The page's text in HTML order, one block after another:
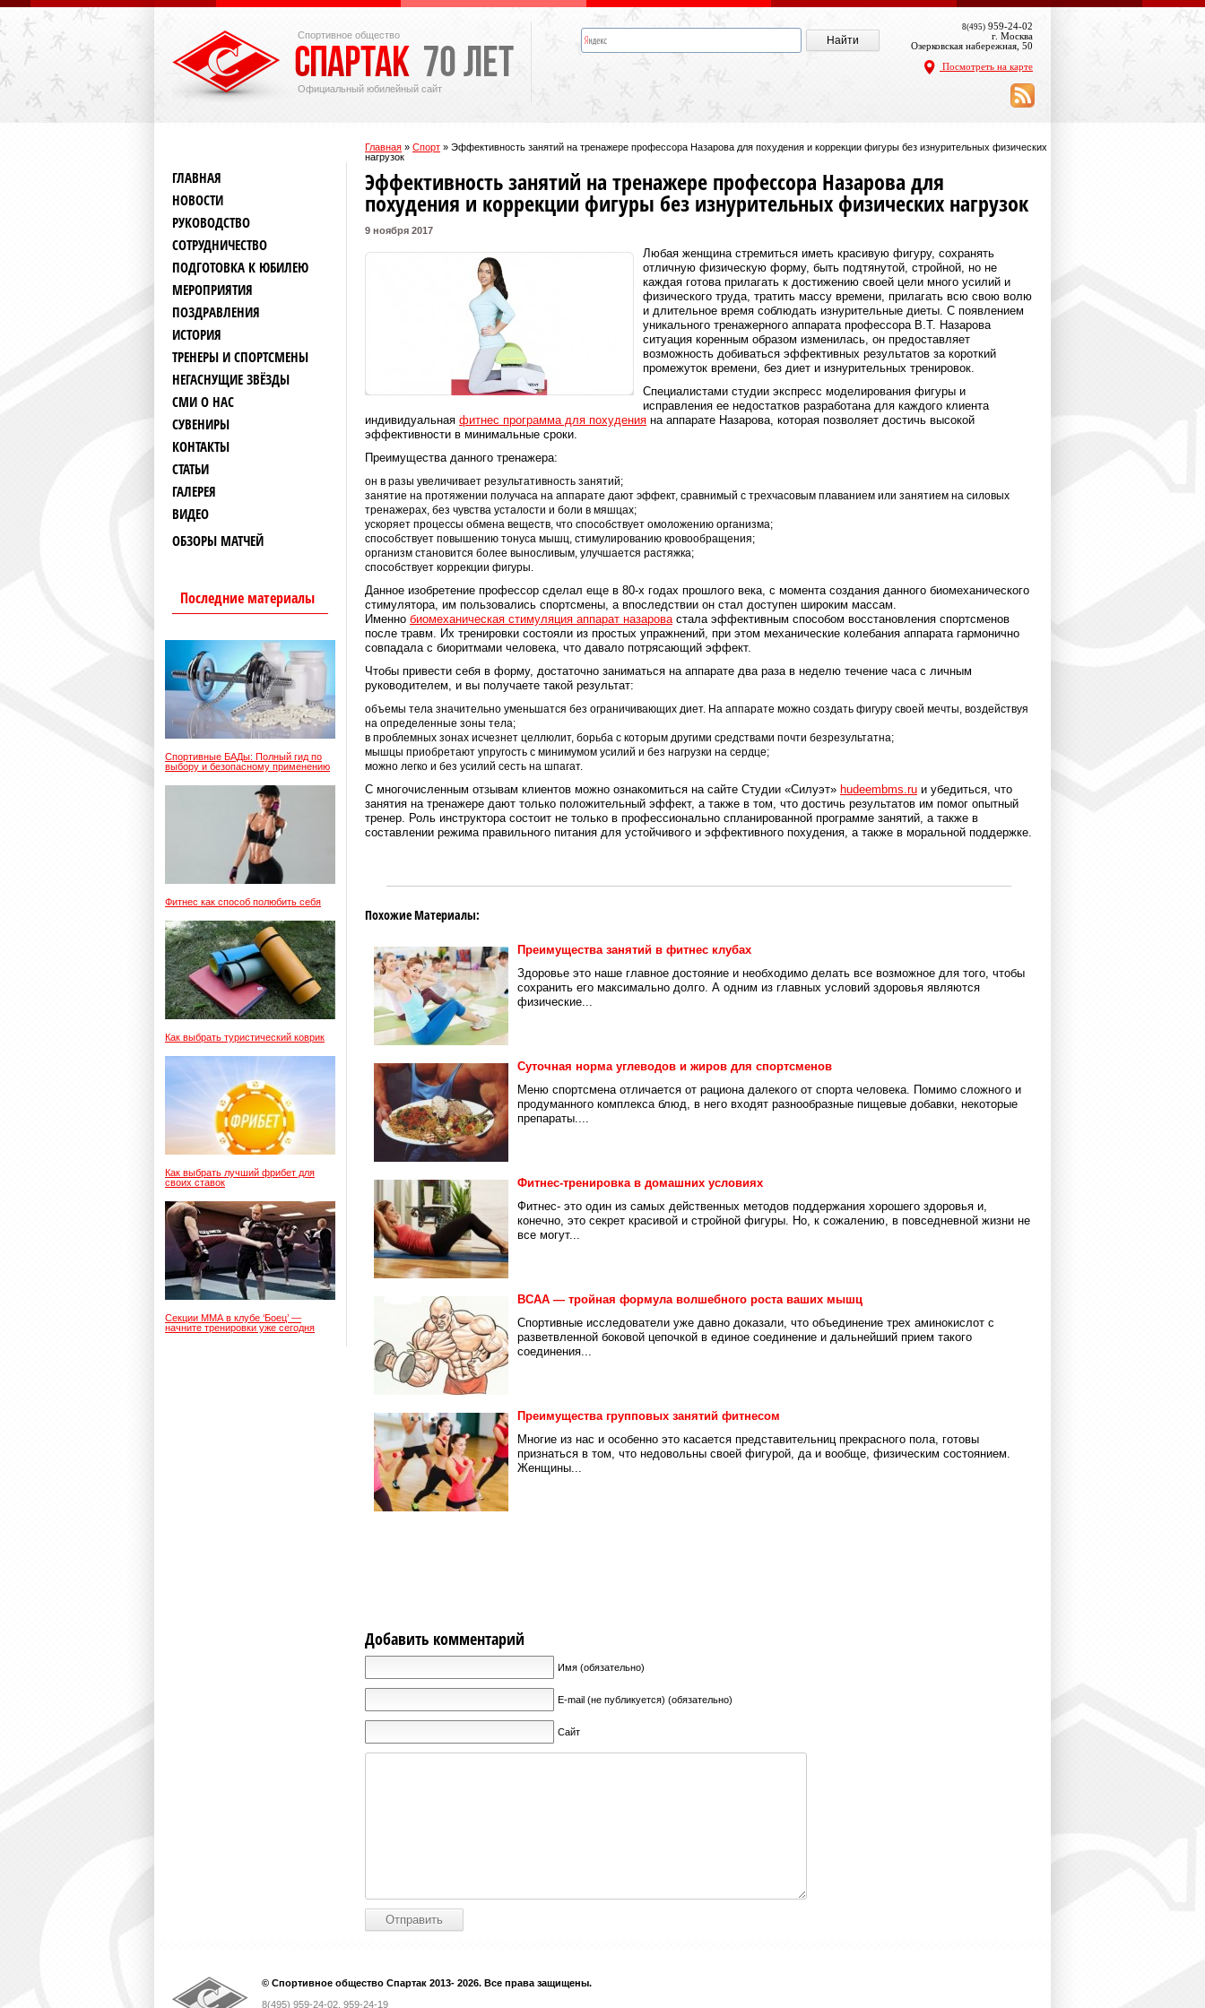
Спортивное общество
Официальный юбилейный сайт
8(495) 959-24-02
г. Москва
Озерковская набережная, 50
Посмотреть на карте
Главная » Спорт » Эффективность занятий на тренажере профессора Назарова для похудения и коррекции фигуры без изнурительных физических
нагрузок
ГЛАВНАЯ
НОВОСТИ
РУКОВОДСТВО
СОТРУДНИЧЕСТВО
ПОДГОТОВКА К ЮБИЛЕЮ
МЕРОПРИЯТИЯ
ПОЗДРАВЛЕНИЯ
ИСТОРИЯ
ТРЕНЕРЫ И СПОРТСМЕНЫ
НЕГАСНУЩИЕ ЗВЁЗДЫ
СМИ О НАС
СУВЕНИРЫ
КОНТАКТЫ
СТАТЬИ
ГАЛЕРЕЯ
ВИДЕО
ОБЗОРЫ МАТЧЕЙ
Последние материалы
Спортивные БАДы: Полный гид по
выбору и безопасному применению
Фитнес как способ полюбить себя
Как выбрать туристический коврик
Как выбрать лучший фрибет для
своих ставок
Секции ММА в клубе ‘Боец’ —
начните тренировки уже сегодня
Эффективность занятий на тренажере профессора Назарова для
похудения и коррекции фигуры без изнурительных физических нагрузок
9 ноября 2017
Любая женщина стремиться иметь красивую фигуру, сохранять
отличную физическую форму, быть подтянутой, стройной, но не
каждая готова прилагать к достижению своей цели много усилий и
физического труда, тратить массу времени, прилагать всю свою волю
и длительное время соблюдать изнурительные диеты. С появлением
уникального тренажерного аппарата профессора В.Т. Назарова
ситуация коренным образом изменилась, он предоставляет
возможность добиваться эффективных результатов за короткий
промежуток времени, без диет и изнурительных тренировок.
Специалистами студии экспресс моделирования фигуры и
исправления ее недостатков разработана для каждого клиента
индивидуальная фитнес программа для похудения на аппарате Назарова, которая позволяет достичь высокой
эффективности в минимальные сроки.
Преимущества данного тренажера:
он в разы увеличивает результативность занятий;
занятие на протяжении получаса на аппарате дают эффект, сравнимый с трехчасовым плаванием или занятием на силовых
тренажерах, без чувства усталости и боли в мяшцах;
ускоряет процессы обмена веществ, что способствует омоложению организма;
способствует повышению тонуса мышц, стимулированию кровообращения;
организм становится более выносливым, улучшается растяжка;
способствует коррекции фигуры.
Данное изобретение профессор сделал еще в 80-х годах прошлого века, с момента создания данного биомеханического
стимулятора, им пользовались спортсмены, а впоследствии он стал доступен широким массам.
Именно биомеханическая стимуляция аппарат назаровастала эффективным способом восстановления спортсменов
после травм. Их тренировки состояли из простых упражнений, при этом механические колебания аппарата гармонично
совпадала с биоритмами человека, что давало потрясающий эффект.
Чтобы привести себя в форму, достаточно заниматься на аппарате два раза в неделю течение часа с личным
руководителем, и вы получаете такой результат:
объемы тела значительно уменьшатся без ограничивающих диет. На аппарате можно создать фигуру своей мечты, воздействуя
на определенные зоны тела;
в проблемных зонах исчезнет целлюлит, борьба с которым другими средствами почти безрезультатна;
мышцы приобретают упругость с минимумом усилий и без нагрузки на сердце;
можно легко и без усилий сесть на шпагат.
С многочисленным отзывам клиентов можно ознакомиться на сайте Студии «Силуэт» hudeembms.ru и убедиться, что
занятия на тренажере дают только положительный эффект, а также в том, что достичь результатов им помог опытный
тренер. Роль инструктора состоит не только в профессионально спланированной программе занятий, а также в
составлении режима правильного питания для устойчивого и эффективного похудения, а также в моральной поддержке.
Похожие Материалы:
Преимущества занятий в фитнес клубах
Здоровье это наше главное достояние и необходимо делать все возможное для того, чтобы
сохранить его максимально долго. А одним из главных условий здоровья являются
физические...
Суточная норма углеводов и жиров для спортсменов
Меню спортсмена отличается от рациона далекого от спорта человека. Помимо сложного и
продуманного комплекса блюд, в него входят разнообразные пищевые добавки, некоторые
препараты....
Фитнес-тренировка в домашних условиях
Фитнес- это один из самых действенных методов поддержания хорошего здоровья и,
конечно, это секрет красивой и стройной фигуры. Но, к сожалению, в повседневной жизни не
все могут...
ВСАА — тройная формула волшебного роста ваших мышц
Спортивные исследователи уже давно доказали, что объединение трех аминокислот с
разветвленной боковой цепочкой в единое соединение и дальнейший прием такого
соединения...
Преимущества групповых занятий фитнесом
Многие из нас и особенно это касается представительниц прекрасного пола, готовы
признаться в том, что недовольны своей фигурой, да и вообще, физическим состоянием.
Женщины...
Добавить комментарий
Имя (обязательно)
E-mail (не публикуется) (обязательно)
Сайт
© Спортивное общество Спартак 2013- 2026. Все права защищены.
8(495) 959-24-02, 959-24-19